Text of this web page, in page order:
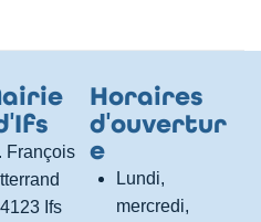
'Ifs
François
Ifs
Horaires
d'ouvertur
e
Lundi,
mercredi,